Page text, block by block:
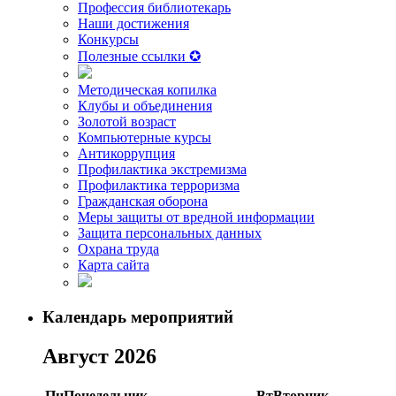
Профессия библиотекарь
Наши достижения
Конкурсы
Полезные ссылки ✪
Методическая копилка
Клубы и объединения
Золотой возраст
Компьютерные курсы
Антикоррупция
Профилактика экстремизма
Профилактика терроризма
Гражданская оборона
Меры защиты от вредной информации
Защита персональных данных
Охрана труда
Карта сайта
Календарь мероприятий
Август 2026